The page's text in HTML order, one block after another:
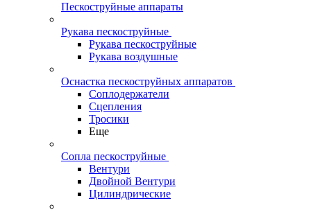
Пескоструйные аппараты
Рукава пескоструйные
Рукава пескоструйные
Рукава воздушные
Оснастка пескоструйных аппаратов
Соплодержатели
Сцепления
Тросики
Еще
Сопла пескоструйные
Вентури
Двойной Вентури
Цилиндрические